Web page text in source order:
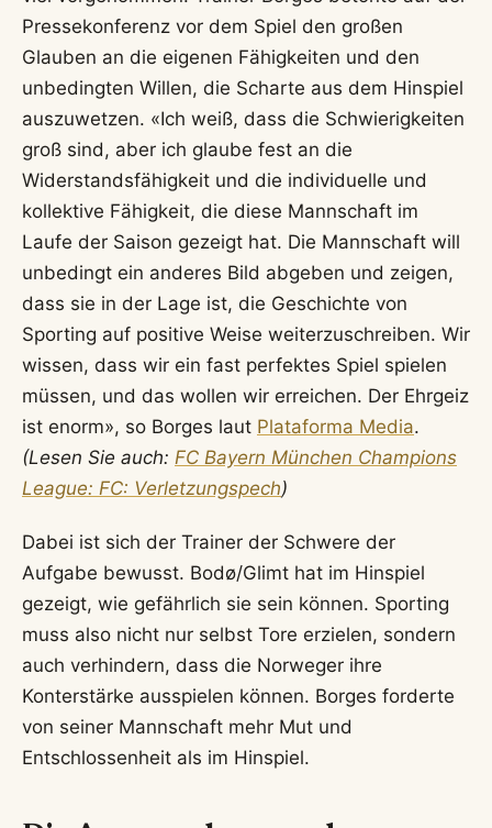
Pressekonferenz vor dem Spiel den großen
Glauben an die eigenen Fähigkeiten und den
unbedingten Willen, die Scharte aus dem Hinspiel
auszuwetzen. «Ich weiß, dass die Schwierigkeiten
groß sind, aber ich glaube fest an die
Widerstandsfähigkeit und die individuelle und
kollektive Fähigkeit, die diese Mannschaft im
Laufe der Saison gezeigt hat. Die Mannschaft will
unbedingt ein anderes Bild abgeben und zeigen,
dass sie in der Lage ist, die Geschichte von
Sporting auf positive Weise weiterzuschreiben. Wir
wissen, dass wir ein fast perfektes Spiel spielen
müssen, und das wollen wir erreichen. Der Ehrgeiz
ist enorm», so Borges laut Plataforma Media.
(Lesen Sie auch: FC Bayern München Champions
League: FC: Verletzungspech)
Dabei ist sich der Trainer der Schwere der
Aufgabe bewusst. Bodø/Glimt hat im Hinspiel
gezeigt, wie gefährlich sie sein können. Sporting
muss also nicht nur selbst Tore erzielen, sondern
auch verhindern, dass die Norweger ihre
Konterstärke ausspielen können. Borges forderte
von seiner Mannschaft mehr Mut und
Entschlossenheit als im Hinspiel.